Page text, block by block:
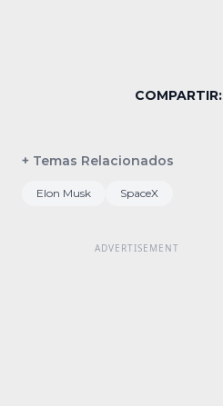
COMPARTIR:
+ Temas Relacionados
Elon Musk SpaceX